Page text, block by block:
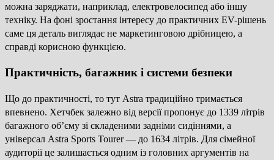
можна заряджати, наприклад, електровелосипед або іншу
техніку. На фоні зростання інтересу до практичних EV-рішень
саме ця деталь виглядає не маркетинговою дрібницею, а
справді корисною функцією.
Практичність, багажник і системи безпеки
Що до практичності, то тут Astra традиційно тримається
впевнено. Хетчбек залежно від версії пропонує до 1339 літрів
багажного об’єму зі складеними задніми сидіннями, а
універсал Astra Sports Tourer — до 1634 літрів. Для сімейної
аудиторії це залишається одним із головних аргументів на